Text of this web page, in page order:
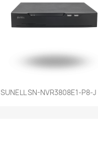
SUNELL SN-NVR3808E1-P8-J